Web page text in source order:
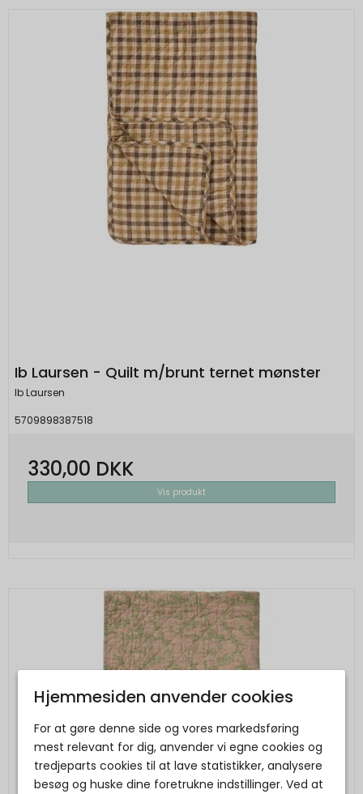
Ib Laursen - Quilt m/brunt ternet mønster
Ib Laursen
5709898387518
330,00 DKK
Vis produkt
Hjemmesiden anvender cookies
For at gøre denne side og vores markedsføring
mest relevant for dig, anvender vi egne cookies og
tredjeparts cookies til at lave statistikker, analysere
besøg og huske dine foretrukne indstillinger. Ved at